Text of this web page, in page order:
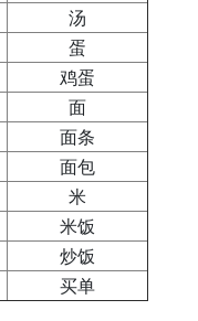
汤
蛋
鸡蛋
面
面条
面包
米
米饭
炒饭
买单